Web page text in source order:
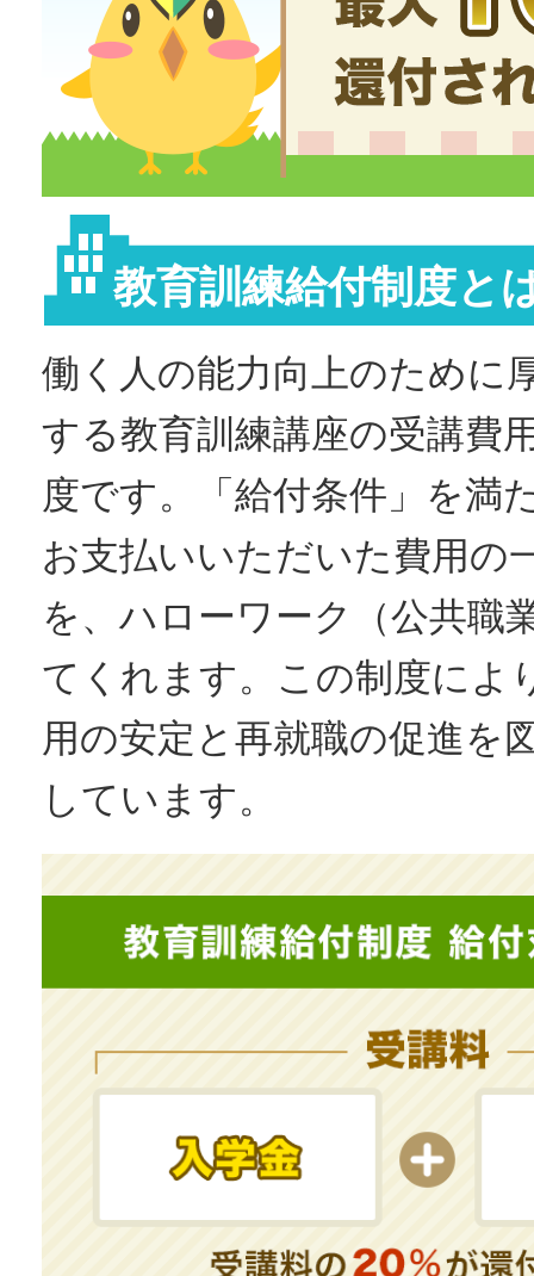
教育訓練給付制度と
働く人の能力向上のために
する教育訓練講座の受講費
度です。「給付条件」を満
お支払いいただいた費用の
を、ハローワーク（公共職
てくれます。この制度によ
用の安定と再就職の促進を
しています。